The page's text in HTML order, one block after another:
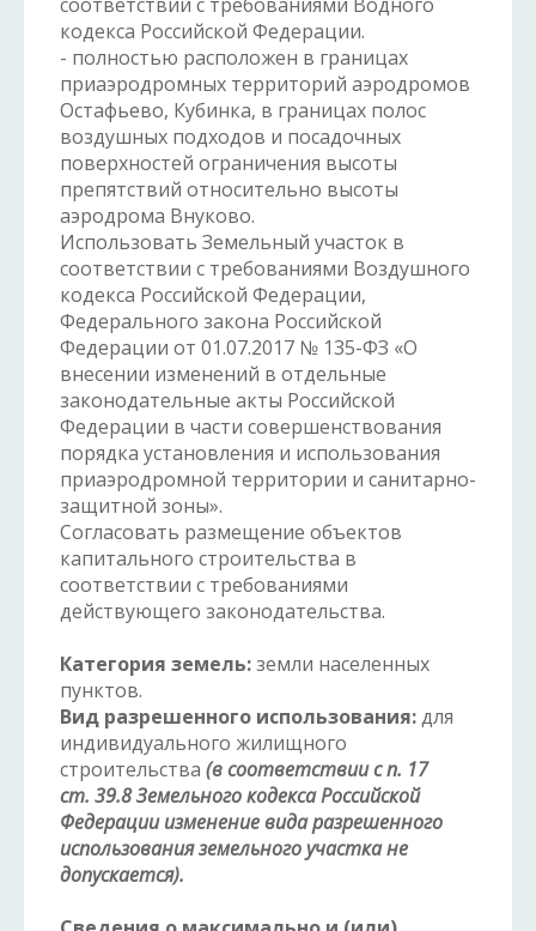
кодекса Российской Федерации.
- полностью расположен в границах
приаэродромных территорий аэродромов
Остафьево, Кубинка, в границах полос
воздушных подходов и посадочных
поверхностей ограничения высоты
препятствий относительно высоты
аэродрома Внуково.
Использовать Земельный участок в
соответствии с требованиями Воздушного
кодекса Российской Федерации,
Федерального закона Российской
Федерации от 01.07.2017 № 135-ФЗ «О
внесении изменений в отдельные
законодательные акты Российской
Федерации в части совершенствования
порядка установления и использования
приаэродромной территории и санитарно-
защитной зоны».
Согласовать размещение объектов
капитального строительства в
соответствии с требованиями
действующего законодательства.
Категория земель:земли населенных
пунктов.
Вид разрешенного использования:для
индивидуального жилищного
строительства (в соответствии с п. 17
ст. 39.8 Земельного кодекса Российской
Федерации изменение вида разрешенного
использования земельного участка не
допускается).